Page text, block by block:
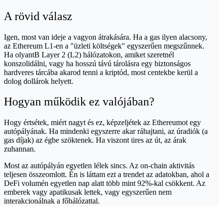
A rövid válasz
Igen, most van ideje a vagyon átrakására. Ha a gas ilyen alacsony,
az Ethereum L1-en a "üzleti költségek" egyszerűen megszűnnek.
Ha olyantB Layer 2 (L2) hálózatokon, amiket szeretnél
konszolidálni, vagy ha hosszú távú tárolásra egy biztonságos
hardveres tárcába akarod tenni a kriptód, most centekbe kerül a
dolog dollárok helyett.
Hogyan működik ez valójában?
Hogy értsétek, miért nagyt és ez, képzeljétek az Ethereumot egy
autópályának. Ha mindenki egyszerre akar ráhajtani, az úradiók (a
gas díjak) az égbe szöktenek. Ha viszont üres az út, az árak
zuhannan.
Most az autópályán egyetlen lélek sincs. Az on-chain aktivitás
teljesen összeomlott. Én is láttam ezt a trendet az adatokban, ahol a
DeFi volumén egyetlen nap alatt több mint 92%-kal csökkent. Az
emberek vagy apatikusak lettek, vagy egyszerűen nem
interakcionálnak a főhálózattal.